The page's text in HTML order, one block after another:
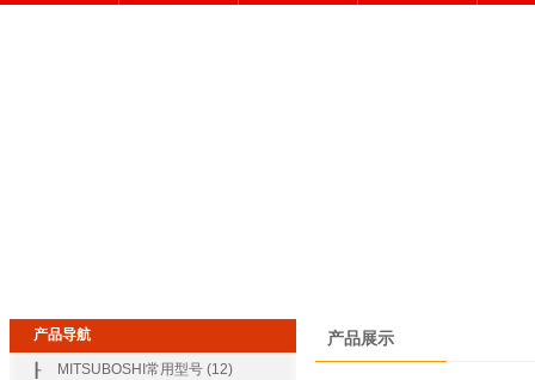
产品导航
┠ MITSUBOSHI常用型号 (12)
产品展示